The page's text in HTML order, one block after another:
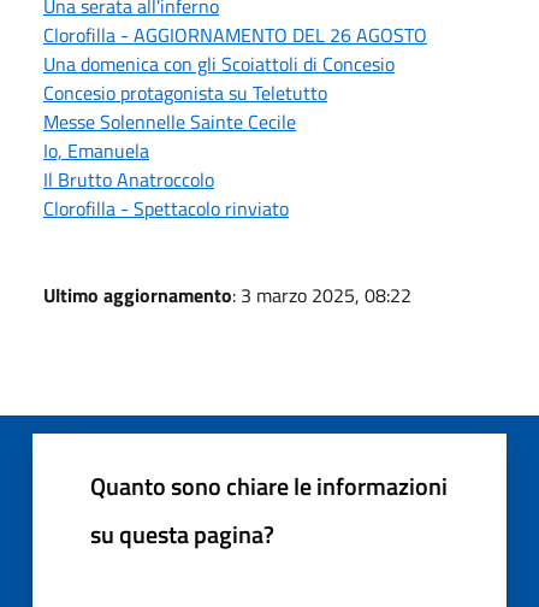
Clorofilla - AGGIORNAMENTO DEL 26 AGOSTO
Una domenica con gli Scoiattoli di Concesio
Concesio protagonista su Teletutto
Messe Solennelle Sainte Cecile
Io, Emanuela
Il Brutto Anatroccolo
Clorofilla - Spettacolo rinviato
Ultimo aggiornamento: 3 marzo 2025, 08:22
Quanto sono chiare le informazioni
su questa pagina?